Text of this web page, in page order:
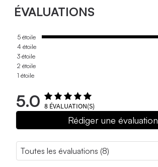
ÉVALUATIONS
5 étoile
4 étoile
3 étoile
2 étoile
1 étoile
5.0 8 ÉVALUATION(S)
Rédiger une évaluation